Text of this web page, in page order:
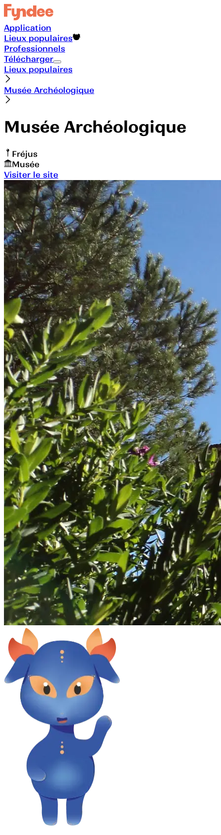
Application
Lieux populaires
Professionnels
Télécharger
Lieux populaires
Musée Archéologique
Musée Archéologique
Fréjus
Musée
Visiter le site